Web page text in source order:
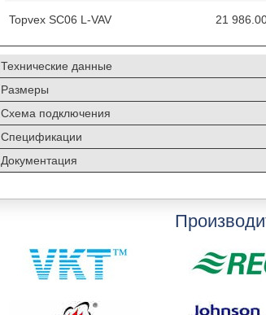
Topvex SC06 L-VAV 21
Технические данные
Размеры
Схема подключения
Спецификации
Документация